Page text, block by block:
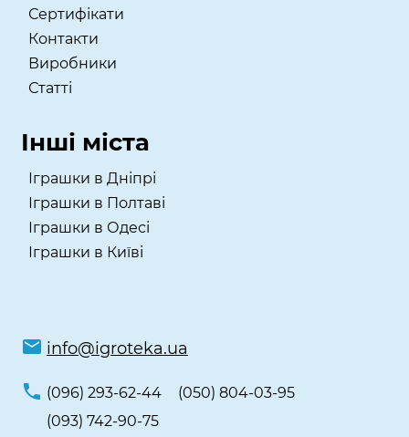
Сертифікати
Контакти
Виробники
Статті
Інші міста
Іграшки в Дніпрі
Іграшки в Полтаві
Іграшки в Одесі
Іграшки в Київі
info@igroteka.ua
(096) 293-62-44
(050) 804-03-95
(093) 742-90-75